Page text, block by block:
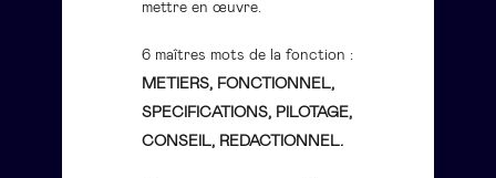
mettre en œuvre.
6 maîtres mots de la fonction :
METIERS, FONCTIONNEL,
SPECIFICATIONS, PILOTAGE,
CONSEIL, REDACTIONNEL.